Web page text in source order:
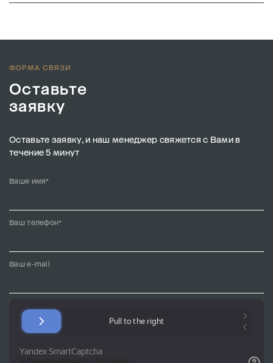
ФОРМА СВЯЗИ
Оставьте
заявку
Оставьте заявку, и наш менеджер свяжется с Вами в
течение 5 минут
Ваше имя*
Ваш телефон*
Ваш e-mail